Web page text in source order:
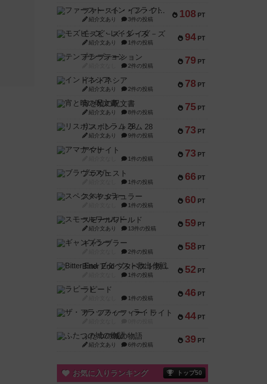
108 PT
ファースト・イン・フライト
紹介文あり 3件の投稿
94 PT
モズビ－ズ・レイダ－ズ
紹介文あり 1件の投稿
79 PT
テンプテーション
2件の投稿
78 PT
インドネシア
紹介文あり 2件の投稿
75 PT
宵と暁の呪文書
紹介文あり 8件の投稿
73 PT
リスボン・トラム 28
紹介文あり 9件の投稿
73 PT
アマナイト
1件の投稿
66 PT
ブラヴェスト
1件の投稿
60 PT
スペクタキュラー
1件の投稿
59 PT
スモールワールド
紹介文あり 13件の投稿
58 PT
ギャンブラー
2件の投稿
52 PT
Bitter End ブタペスト救出作戦
1件の投稿
46 PT
ラピード
1件の投稿
44 PT
ザ・フラッフィー・ライト
39 PT
ふたつの城の物語
紹介文あり 6件の投稿
お気に入りランキング トップ50